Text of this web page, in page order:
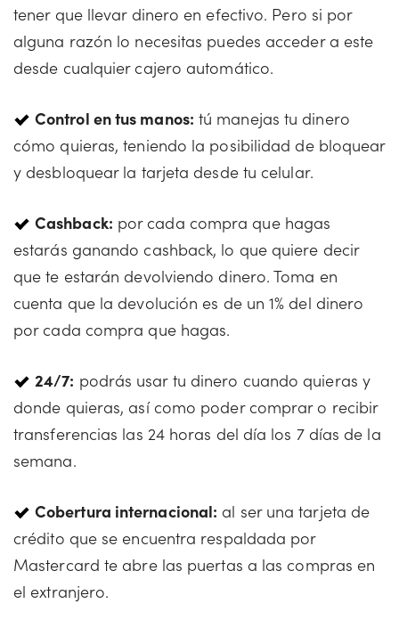
tener que llevar dinero en efectivo. Pero si por
alguna razón lo necesitas puedes acceder a este
desde cualquier cajero automático.
Control en tus manos: tú manejas tu dinero
cómo quieras, teniendo la posibilidad de bloquear
y desbloquear la tarjeta desde tu celular.
Cashback: por cada compra que hagas
estarás ganando cashback, lo que quiere decir
que te estarán devolviendo dinero. Toma en
cuenta que la devolución es de un 1% del dinero
por cada compra que hagas.
24/7: podrás usar tu dinero cuando quieras y
donde quieras, así como poder comprar o recibir
transferencias las 24 horas del día los 7 días de la
semana.
Cobertura internacional: al ser una tarjeta de
crédito que se encuentra respaldada por
Mastercard te abre las puertas a las compras en
el extranjero.